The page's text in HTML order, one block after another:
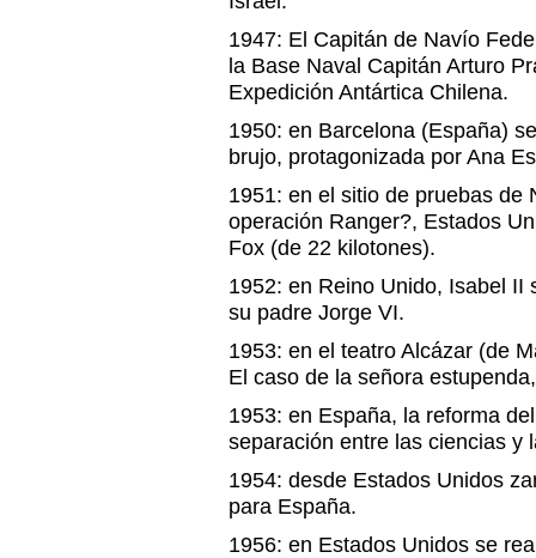
1947: El Capitán de Navío
la Base Naval Capitán Arturo
Expedición Antártica Chilena.
1950: en Barcelona (España)
brujo, protagonizada por Ana
1951: en el sitio de pruebas de
operación Ranger?, Estados
Fox (de 22 kilotones).
1952: en Reino Unido, Isabel II
su padre Jorge VI.
1953: en el teatro Alcázar (de
El caso de la señora
1953: en España, la reforma
separación entre las ciencias y
1954: desde Estados Unidos
para España.
1956: en Estados Unidos se